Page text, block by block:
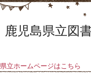
鹿児島県立図
県立ホームページはこちら